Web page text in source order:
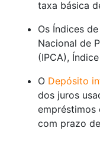
taxa básica
Os Índices
Nacional de
(IPCA),
O Depósito
dos juros
empréstimos
com prazo